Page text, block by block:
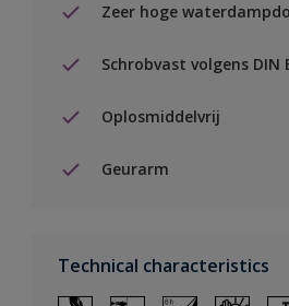
Zeer hoge
Schrobvast volgens DIN
Oplosmiddelvrij
Geurarm
Technical characteristics